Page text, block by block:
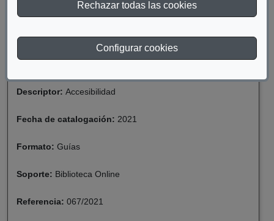
Rechazar todas las cookies
Configurar cookies
Materia:Discapacidad
Descriptor: Accesibilidad
Fecha de catalogación: 2021
Formato: Guías
Soporte: Biblioteca Online
Referencia: 067/2021